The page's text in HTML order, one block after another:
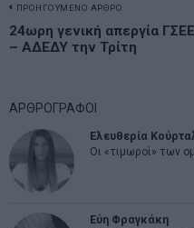
Πλοήγηση
άρθρων
ΠΡΟΗΓΟΥΜΕΝΟ ΑΡΘΡΟ
Previous
post:
24ωρη γενική απεργία ΓΣΕΕ
– ΑΔΕΔΥ την Τρίτη
ΑΡΘΡΟΓΡΑΦΟΙ
Ελευθερία
Οι «τιμωροί» των
Εύη Φραγκάκη